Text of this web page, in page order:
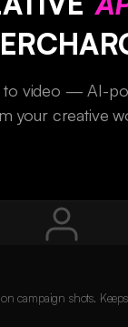
to video — AI-
your creative
campaign shots.